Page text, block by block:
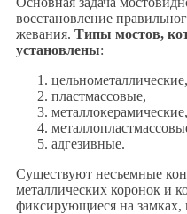
восстановление
жевания. Типы мостов,
установлены:
цельнометаллические,
пластмассовые,
металлокерамические,
адгезивные.
Существуют несъемные
металлических коронок и
фиксирующиеся на